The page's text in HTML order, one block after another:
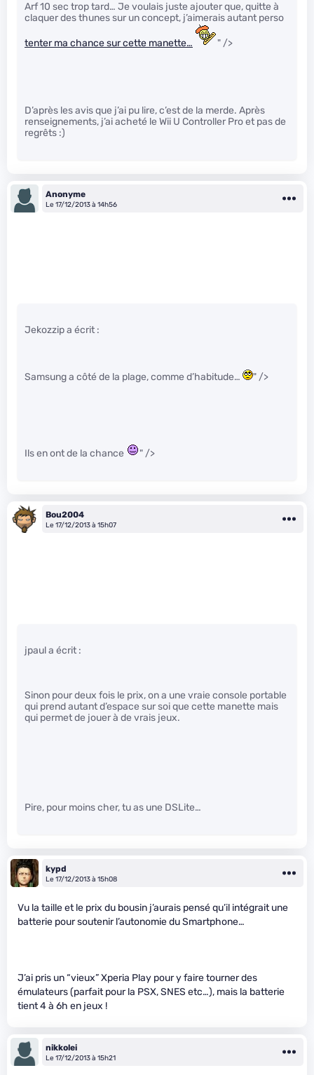
Arf 10 sec trop tard… Je voulais juste ajouter que, quitte à
claquer des thunes sur un concept, j’aimerais autant perso
tenter ma chance sur cette manette… " />
D’après les avis que j’ai pu lire, c’est de la merde. Après
renseignements, j’ai acheté le Wii U Controller Pro et pas de
regrêts :)
Anonyme
Le 17/12/2013 à 14h56
Jekozzip a écrit :
Samsung a côté de la plage, comme d’habitude… " />
Ils en ont de la chance " />
Bou2004
Le 17/12/2013 à 15h07
jpaul a écrit :
Sinon pour deux fois le prix, on a une vraie console portable
qui prend autant d’espace sur soi que cette manette mais
qui permet de jouer à de vrais jeux.
Pire, pour moins cher, tu as une DSLite…
kypd
Le 17/12/2013 à 15h08
Vu la taille et le prix du bousin j’aurais pensé qu’il intégrait une
batterie pour soutenir l’autonomie du Smartphone…
J’ai pris un “vieux” Xperia Play pour y faire tourner des
émulateurs (parfait pour la PSX, SNES etc…), mais la batterie
tient 4 à 6h en jeux !
nikkolei
Le 17/12/2013 à 15h21